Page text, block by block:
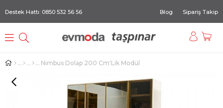
Destek Hattı: 0850 532 56 56 Blog Sipariş Takip
Nimbus Dolap 200 Cm'Lik Modül